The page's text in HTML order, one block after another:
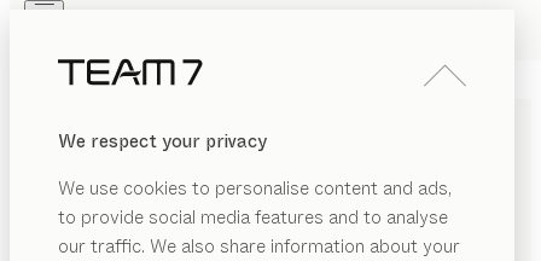
We respect your privacy
We use cookies to personalise content and ads,
to provide social media features and to analyse
our traffic. We also share information about your
PRODUKTE
INSPIRATION
HÄNDLER
lui légerBÜRODREHSTUHL
von Jacob Strobel